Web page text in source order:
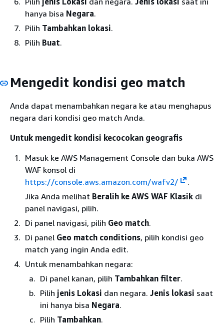
hanya bisa Negara.
Pilih Tambahkan lokasi.
Pilih Buat.
Mengedit kondisi geo match
Anda dapat menambahkan negara ke atau menghapus
negara dari kondisi geo match Anda.
Untuk mengedit kondisi kecocokan geografis
Masuk ke AWS Management Console dan buka AWS
WAF konsol di
https://console.aws.amazon.com/wafv2/
.
Jika Anda melihat Beralih ke AWS WAF Klasik di
panel navigasi, pilih.
Di panel navigasi, pilih Geo match.
Di panel Geo match conditions, pilih kondisi geo
match yang ingin Anda edit.
Untuk menambahkan negara:
Di panel kanan, pilih Tambahkan filter.
Pilih jenis Lokasi dan negara. Jenis lokasi saat
ini hanya bisa Negara.
Pilih Tambahkan.